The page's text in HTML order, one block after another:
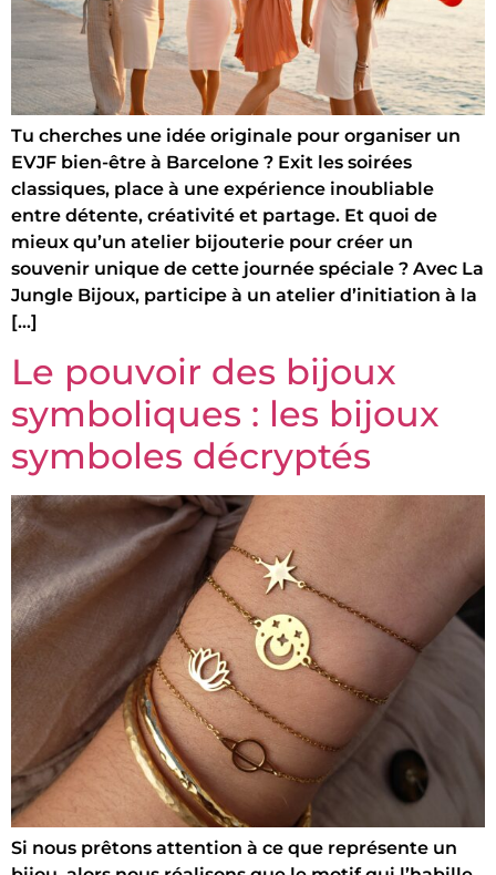
Tu cherches une idée originale pour organiser un
EVJF bien-être à Barcelone ? Exit les soirées
classiques, place à une expérience inoubliable
entre détente, créativité et partage. Et quoi de
mieux qu’un atelier bijouterie pour créer un
souvenir unique de cette journée spéciale ? Avec La
Jungle Bijoux, participe à un atelier d’initiation à la
[…]
Le pouvoir des bijoux
symboliques : les bijoux
symboles décryptés
Si nous prêtons attention à ce que représente un